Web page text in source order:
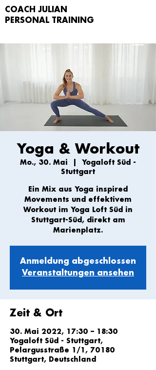
COACH JULIAN
PERSONAL TRAIN
ING
Yoga & Workout
Mo., 30. Mai
Yogaloft Süd -
Stuttgart
Ein Mix aus Yoga inspired
Movements und effektivem
Workout im Yoga Loft Süd in
Stuttgart-Süd, direkt am
Marienplatz.
Anmeldung abgeschlossen
Veranstaltungen ansehen
Zeit & Ort
30. Mai 2022, 17:30 – 18:30
Yogaloft Süd - Stuttgart,
Pelargusstraße 1/1, 70180
Stuttgart, Deutschland